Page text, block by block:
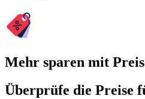
Mehr sparen mit
Überprüfe die Preise